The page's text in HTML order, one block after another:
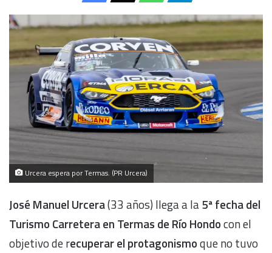
Urcera espera por Termas. (PR Urcera)
José Manuel Urcera(33 años) llega a la5ª fecha del
Turismo Carretera en Termas de Río Hondocon el
objetivo de recuperar el protagonismoque no tuvo